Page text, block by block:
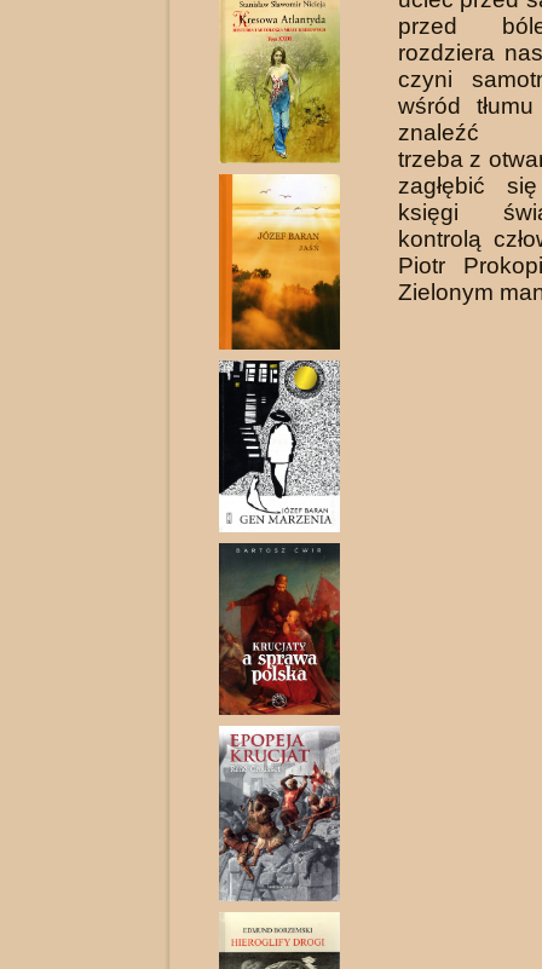
przed
rozdziera
czyni
wśród
znaleźć
trzeba z
zagłębić
księgi
kontrolą
Piotr
Zielonym